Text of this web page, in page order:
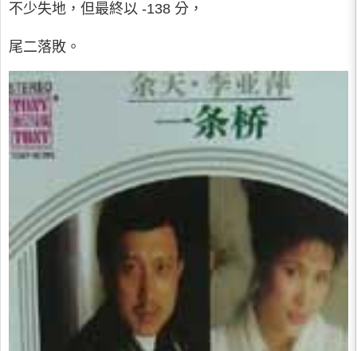
不少失地，但最終以 -138 分，
尾二落敗。